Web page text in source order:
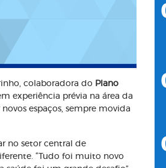
colaboradora do Plano
experiência prévia na área da
espaços, sempre movida
no setor central de
“Tudo foi muito novo